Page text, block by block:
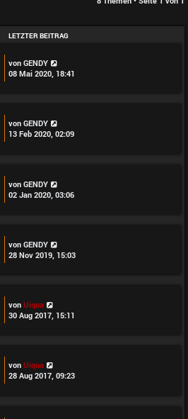
LETZTER BEITRAG
von GENDY
08 Mai 2020, 18:41
von GENDY
13 Feb 2020, 02:09
von GENDY
02 Jan 2020, 03:06
von GENDY
28 Nov 2019, 15:03
von Uiqua
30 Aug 2017, 15:11
von Uiqua
28 Aug 2017, 09:23